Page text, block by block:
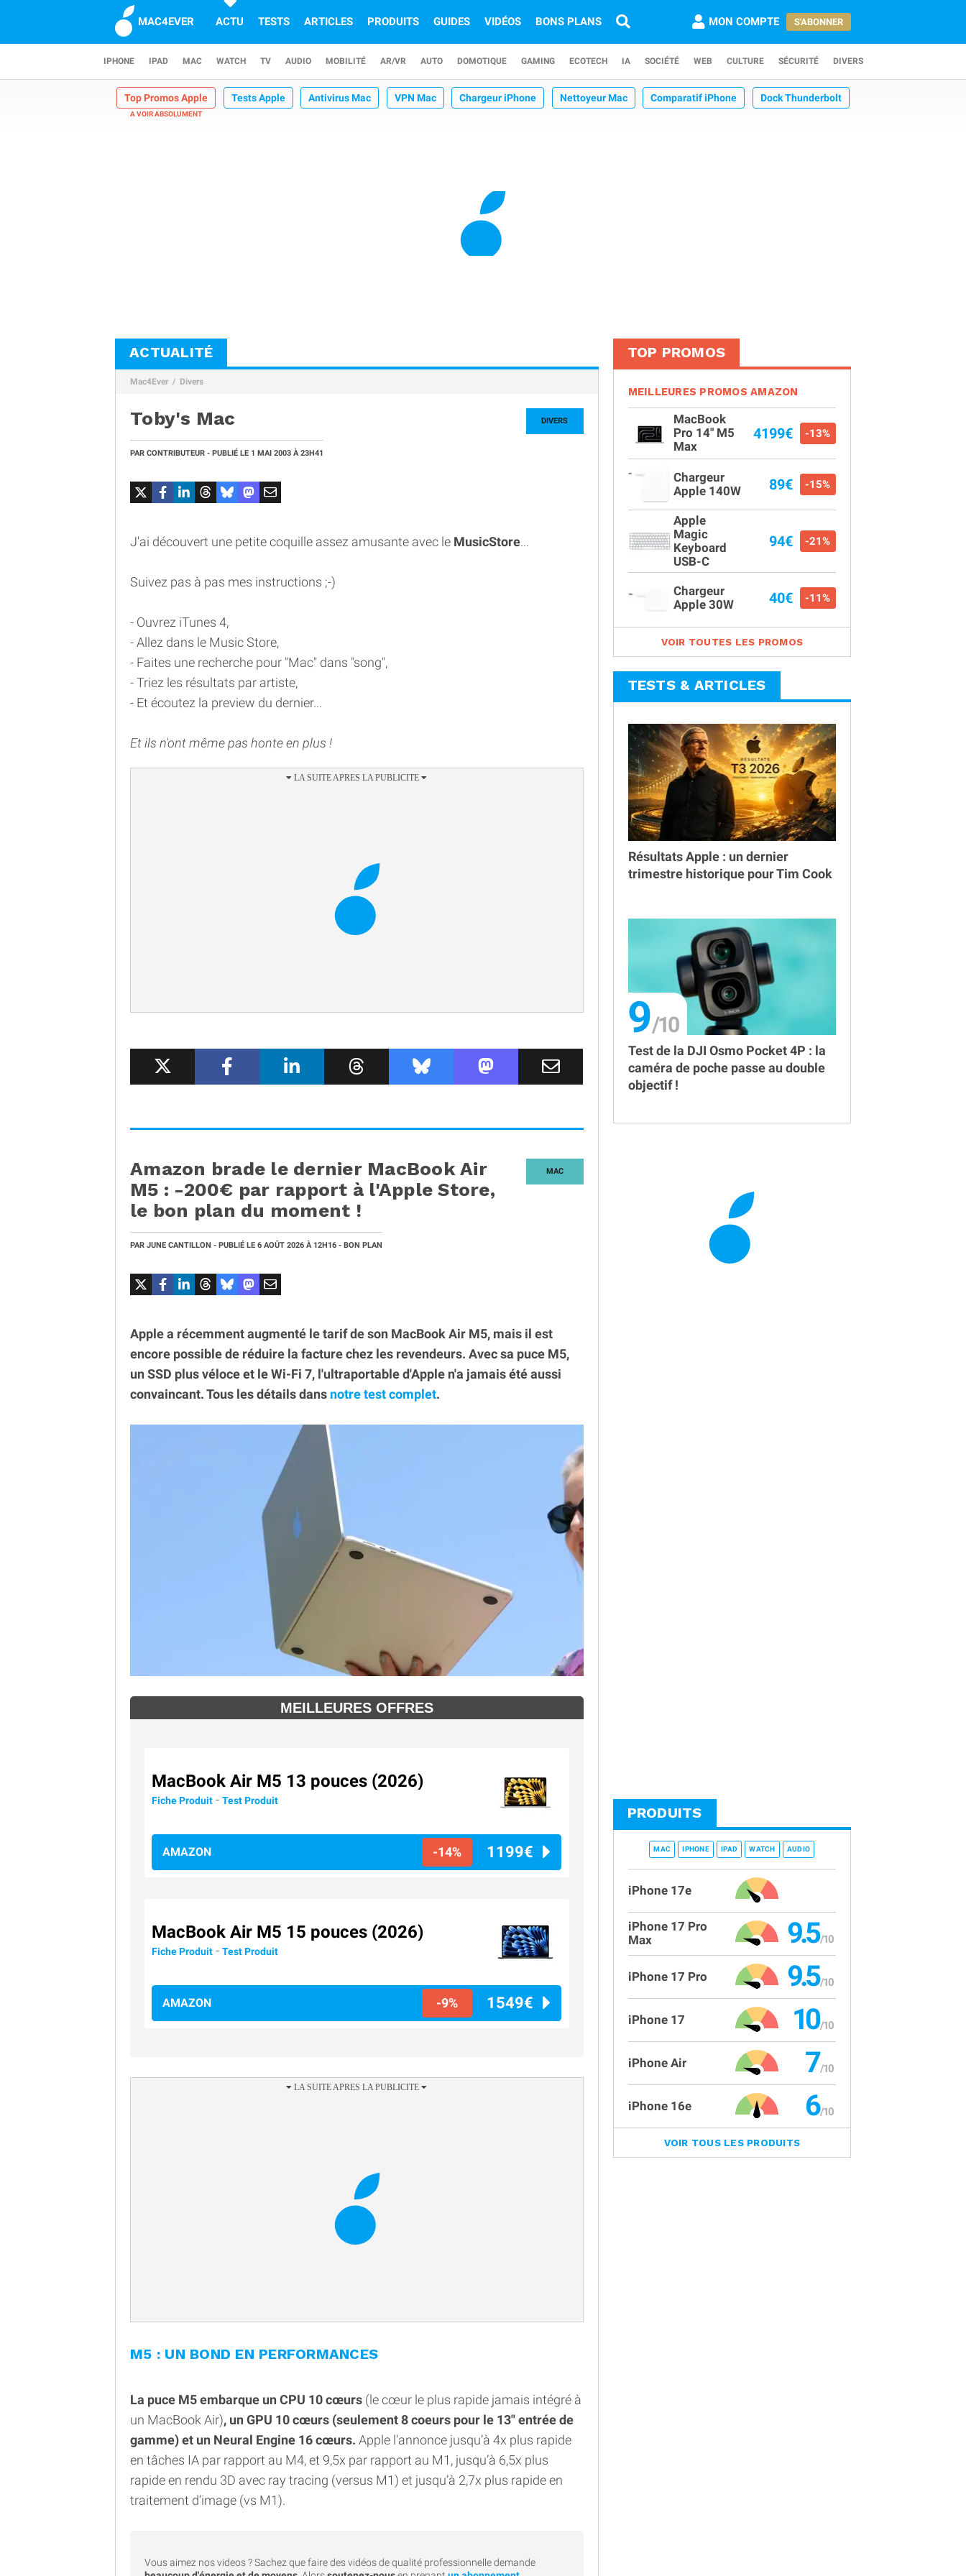
MAC4EVER ACTU TESTS ARTICLES PRODUITS GUIDES VIDÉOS BONS PLANS MON COMPTE S'ABONNER
IPHONE IPAD MAC WATCH TV AUDIO MOBILITÉ AR/VR AUTO DOMOTIQUE GAMING ECOTECH IA SOCIÉTÉ WEB CULTURE SÉCURITÉ DIVERS
Top Promos Apple Tests Apple Antivirus Mac VPN Mac Chargeur iPhone Nettoyeur Mac Comparatif iPhone Dock Thunderbolt
ACTUALITÉ
Mac4Ever Divers
DIVERS
Toby's Mac
PAR CONTRIBUTEUR - PUBLIÉ LE 1 MAI 2003 À 23H41
J'ai découvert une petite coquille assez amusante avec le MusicStore...
Suivez pas à pas mes instructions ;-)
- Ouvrez iTunes 4,
- Allez dans le Music Store,
- Faites une recherche pour "Mac" dans "song",
- Triez les résultats par artiste,
- Et écoutez la preview du dernier...
Et ils n'ont même pas honte en plus !
MAC
Amazon brade le dernier MacBook Air
M5 : -200€ par rapport à l'Apple Store,
le bon plan du moment !
PAR JUNE CANTILLON - PUBLIÉ LE 6 AOÛT 2026 À 12H16 - BON PLAN
Apple a récemment augmenté le tarif de son MacBook Air M5, mais il est
encore possible de réduire la facture chez les revendeurs. Avec sa puce M5,
un SSD plus véloce et le Wi-Fi 7, l'ultraportable d'Apple n'a jamais été aussi
convaincant. Tous les détails dans notre test complet.
MEILLEURES OFFRES
MacBook Air M5 13 pouces (2026)
Fiche Produit - Test Produit
AMAZON -14% 1199€
MacBook Air M5 15 pouces (2026)
Fiche Produit - Test Produit
AMAZON -9% 1549€
M5 : UN BOND EN PERFORMANCES
La puce M5 embarque un CPU 10 cœurs (le cœur le plus rapide jamais intégré à
un MacBook Air), un GPU 10 cœurs (seulement 8 coeurs pour le 13" entrée de
gamme) et un Neural Engine 16 cœurs. Apple l'annonce jusqu’à 4x plus rapide
en tâches IA par rapport au M4, et 9,5x par rapport au M1, jusqu’à 6,5x plus
rapide en rendu 3D avec ray tracing (versus M1) et jusqu’à 2,7x plus rapide en
traitement d’image (vs M1).
Vous aimez nos videos ? Sachez que faire des vidéos de qualité professionnelle demande
TOP PROMOS
MEILLEURES PROMOS AMAZON
MacBook
Pro 14" M5
Max
4199€ -13%
Chargeur
Apple 140W
89€ -15%
Apple
Magic
Keyboard
USB-C
94€ -21%
Chargeur
Apple 30W
40€ -11%
VOIR TOUTES LES PROMOS
TESTS & ARTICLES
Résultats Apple : un dernier
trimestre historique pour Tim Cook
9
Test de la DJI Osmo Pocket 4P : la
caméra de poche passe au double
objectif !
PRODUITS
MAC IPHONE IPAD WATCH AUDIO
iPhone 17e
iPhone 17 Pro
Max
9.5
iPhone 17 Pro 9.5
iPhone 17 10
iPhone Air 7
iPhone 16e 6
VOIR TOUS LES PRODUITS